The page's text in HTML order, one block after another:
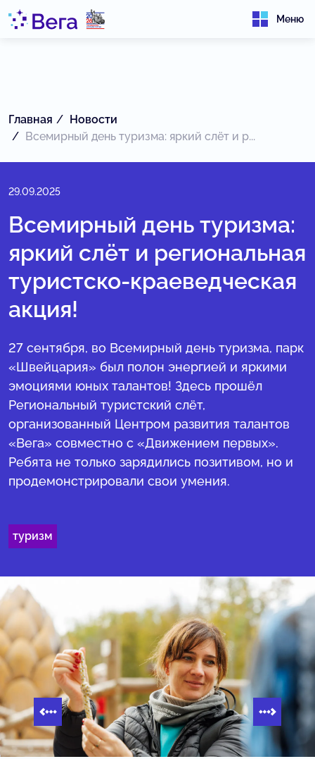
Меню
Главная
Новости
Всемирный день туризма: яркий слёт и р...
29.09.2025
Всемирный день туризма:
яркий слёт и региональная
туристско-краеведческая
акция!
️27 сентября, во Всемирный день туризма, парк
«Швейцария» был полон энергией и яркими
эмоциями юных талантов! Здесь прошёл
Региональный туристский слёт,
организованный Центром развития талантов
«Вега» совместно с «Движением первых».
Ребята не только зарядились позитивом, но и
продемонстрировали свои умения.
туризм